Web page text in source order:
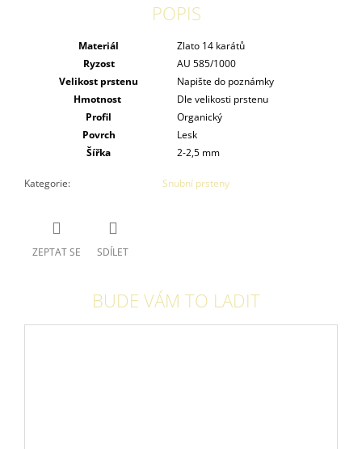
Materiál
Zlato 14 karátů
Ryzost
AU 585/1000
Velikost prstenu
Napište do poznámky
Hmotnost
Dle velikosti prstenu
Profil
Organický
Povrch
Lesk
Šířka
2-2,5 mm
Kategorie: Snubní prsteny
ZEPTAT SE SDÍLET
POPIS
BUDE VÁM TO LADIT